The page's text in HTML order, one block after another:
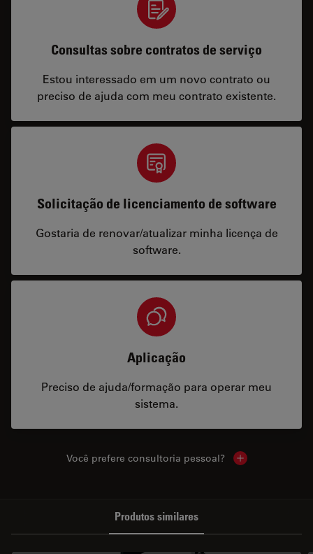
Consultas sobre contratos de serviço
Estou interessado em um novo contrato ou
preciso de ajuda com meu contrato existente.
Solicitação de licenciamento de software
Gostaria de renovar/atualizar minha licença de
software.
Aplicação
Preciso de ajuda/formação para operar meu
sistema.
Você prefere consultoria pessoal? Show local
Produtos similares